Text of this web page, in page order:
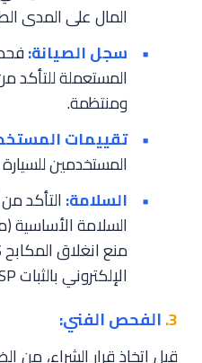
المال على المدى
سجل الصيانة:
المستعملة للتأكد
ومنتظمة.
تقييمات
المستخدمين
السلامة: التأكد
السلامة الأساسية
الإلكتروني بالثبات ESP).
3. الفحص الفني:
قبل اتخاذ قرار الشراء، من